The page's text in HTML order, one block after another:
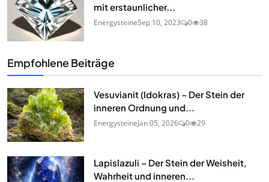
mit erstaunlicher...
EnergysteineSep 10, 2023 0 38
Empfohlene Beiträge
Vesuvianit (Idokras) – Der Stein der
inneren Ordnung und...
EnergysteineJan 05, 2026 0 29
Lapislazuli – Der Stein der Weisheit,
Wahrheit und inneren...